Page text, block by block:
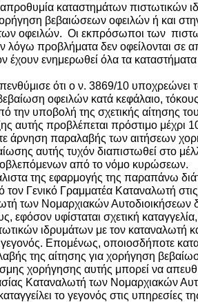
καταστημάτων πιστωτικών
βεβαιώσεων οφειλών ή και
οφειλών. Οι εκπρόσωποι των
λόγω προβλήματα δεν οφείλονται σε
έχουν ενημερωθεί όλα τα
ότι ο ν. 3869/10 υποχρεώνει
οφειλών κατά κεφάλαιο,
υποβολή της σχετικής αίτησης του
αυτής προβλέπεται πρόστιμο μέχρι
άρνηση παραλαβής των αιτήσεων
αυτής τυχόν διαπιστωθεί στο
από το νόμο κυρώσεων.
της εφαρμογής της παραπάνω
τον Γενικό Γραμματέα Καταναλωτή
των Νομαρχιακών Αυτοδιοικήσεων
εφόσον υφίσταται σχετική
ιδρυμάτων με τον καταναλωτή
γεγονός. Επομένως, οποιοσδήποτε
της αίτησης για χορήγηση
χορήγησης αυτής μπορεί να
Καταναλωτή των Νομαρχιακών
το γεγονός στις υπηρεσίες